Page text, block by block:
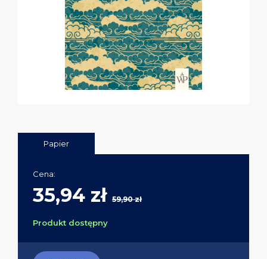
Papier
Cena:
35,94 zł 59,90 zł
Produkt dostępny